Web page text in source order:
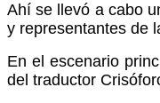
Ahí se llevó a cabo
y representantes de
En el escenario
del traductor